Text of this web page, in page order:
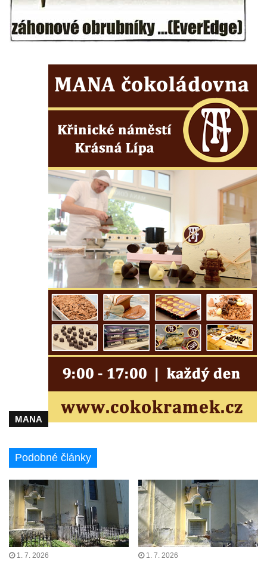
Hrob Friedricha Hoffmanna na hřbitově v
Hrob rodiny Dulde na hřbitově v Šumburku
nad Desnou – Tanvaldu
Hrob Waltera Pochmanna na hřbitově v
Šumburku nad Desnou – Tanvaldu
Hrob rodiny Pochmannových na hřbitově v
Šumburku nad Desnou – Tanvaldu
Hrob Oskara Josefa Heyera na hřbitově ve
Starých Křečanech
Hrob Marie Jakschové na hřbitově v Dubé
Hrob Františka Hroudy na hřbitově v Dubé
Hrob Aloise Mohla na hřbitově v Dubé
Hrob Erharda Dittricha na hřbitově ve
Velkém Šenově
Hrob Roberta Hitmana na hřbitově ve
Velkém Šenově
Hrob rodiny Sochorových na hřbitově v
Cítolibech
Hrob Adolfa Suchého na hřbitově v
Cítolibech
Hrob Václava Brandejského na hřbitově v
Hrob Josefa Sladkovského a Marie Liškové
Hrob Františka Petra na hřbitově v
Cítolibech
Hrob rodiny Mildorfových na hřbitově v
Cítolibech
MANA
Podobné články
1. 7. 2026 1. 7. 2026